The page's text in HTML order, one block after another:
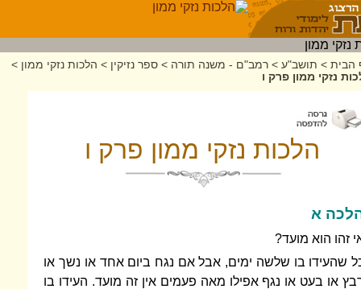
הבית > תושב"ע > רמב"ם - משנה תורה > ספר נזיקין > הלכות נזקי ממון >
נזקי ממון פרק ו
הלכות נזקי ממון פרק ו
א
זהו הוא מועד?
שהעידו בו שלשה ימים, אבל אם נגח ביום אחד או נשך או
או בעט או נגף אפילו מאה פעמים אין זה מועד. העידו בו